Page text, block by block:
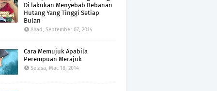
Di lakukan Menyebab Bebanan
Hutang Yang Tinggi Setiap
Bulan
Ahad, September 07, 2014
Cara Memujuk Apabila
Perempuan Merajuk
Selasa, Mac 18, 2014